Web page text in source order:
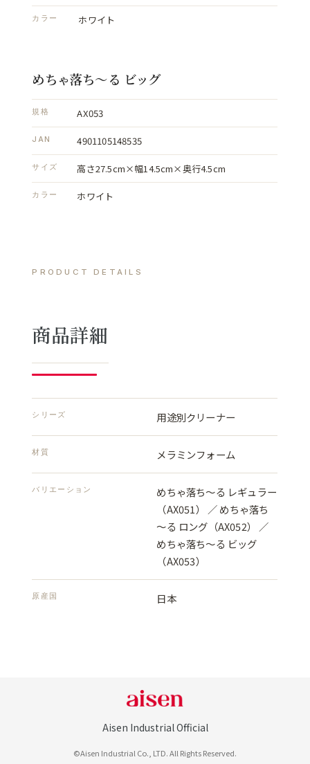
カラー ホワイト
めちゃ落ち～る ビッグ
規格 AX053
JAN 4901105148535
サイズ 高さ27.5cm×幅14.5cm×奥行4.5cm
カラー ホワイト
PRODUCT DETAILS
商品詳細
シリーズ 用途別クリーナー
材質 メラミンフォーム
バリエーション
めちゃ落ち～る レギュラー
（AX051） ／ めちゃ落ち
～る ロング（AX052） ／
めちゃ落ち～る ビッグ
（AX053）
原産国 日本
Aisen Industrial Official
©Aisen Industrial Co., LTD. All Rights Reserved.